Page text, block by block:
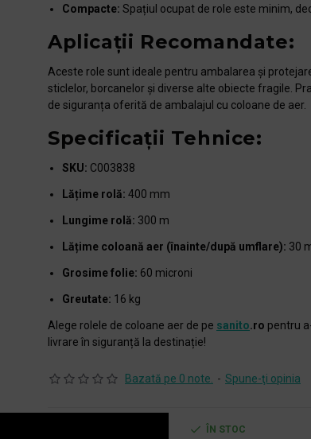
Compacte: Spațiul ocupat de role este minim,
Aplicații Recomandate:
Aceste role sunt ideale pentru ambalarea și
sticlelor, borcanelor și diverse alte obiecte fragile.
de siguranța oferită de ambalajul cu coloane de aer.
Specificații Tehnice:
SKU: C003838
Lățime rolă: 400 mm
Lungime rolă: 300 m
Lățime coloană aer (înainte/după umflare): 30
Grosime folie: 60 microni
Greutate: 16 kg
Alege rolele de coloane aer de pe sanito.ro pentru
livrare în siguranță la destinație!
Bazată pe 0 note. - Spune-ţi opinia
ÎN STOC